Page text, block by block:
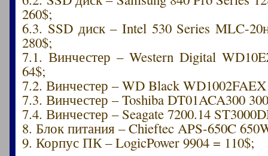
260$;
6.3. SSD диск – Intel 530 Series MLC-
280$;
7.1. Винчестер – Western Digital
64$;
7.2. Винчестер – WD Black
7.3. Винчестер – Toshiba DT01ACA300
7.4. Винчестер – Seagate 7200.14
8. Блок питания – Chieftec APS-650C
9. Корпус ПК – LogicPower 9904 = 110$;